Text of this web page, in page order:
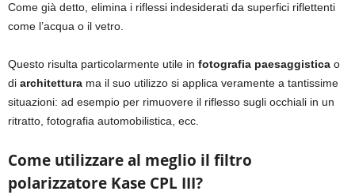
Come già detto, elimina i riflessi indesiderati da superfici riflettenti
come l’acqua o il vetro.
Questo risulta particolarmente utile in fotografia paesaggistica o
di architettura ma il suo utilizzo si applica veramente a tantissime
situazioni: ad esempio per rimuovere il riflesso sugli occhiali in un
ritratto, fotografia automobilistica, ecc.
Come utilizzare al meglio il filtro
polarizzatore Kase CPL III?